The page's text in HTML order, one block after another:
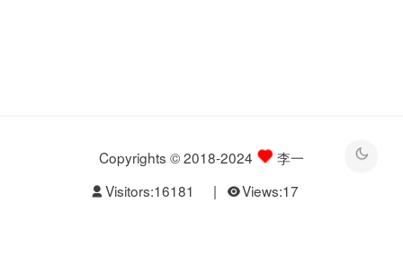
Copyrights © 2018-2024
李一
Visitors:16181 | Views:17